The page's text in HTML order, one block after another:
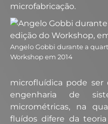
microfabricação.
Angelo Gobbi durante a
Workshop em 2014
microfluídica pode ser
engenharia de
micrométricas, na
fluídos difere da